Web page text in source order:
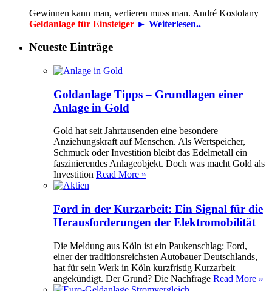
Gewinnen kann man, verlieren muss man. André Kostolany
Geldanlage für Einsteiger ► Weiterlesen..
Neueste Einträge
Goldanlage Tipps – Grundlagen einer
Anlage in Gold
Gold hat seit Jahrtausenden eine besondere
Anziehungskraft auf Menschen. Als Wertspeicher,
Schmuck oder Investition bleibt das Edelmetall ein
faszinierendes Anlageobjekt. Doch was macht Gold als
Investition Read More »
Ford in der Kurzarbeit: Ein Signal für die
Herausforderungen der Elektromobilität
Die Meldung aus Köln ist ein Paukenschlag: Ford,
einer der traditionsreichsten Autobauer Deutschlands,
hat für sein Werk in Köln kurzfristig Kurzarbeit
angekündigt. Der Grund? Die Nachfrage Read More »